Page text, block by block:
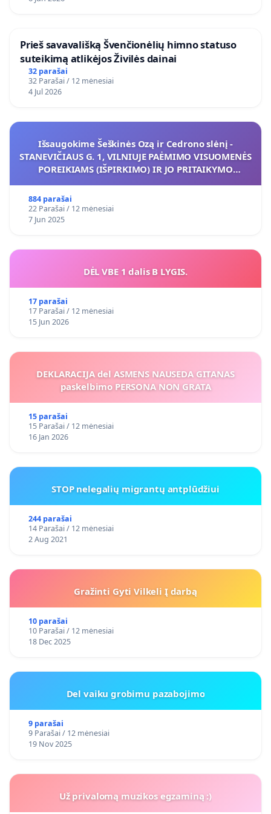
____________________________
Pateikta informacija gali keistis, tad rekomenduotina
atnaujinimų, pvz., teisės akto naujos redakcijos.
Jei yra netikslumų ar neįkelta kas nors svarbaus -
​Prieš savavališką Švenčionėlių himno statuso
suteikimą atlikėjos Živilės dainai
32 parašai
32 Parašai / 12 mėnesiai
4 Jul 2026
Išsaugokime Šeškinės Ozą ir Cedrono slėnį -
STANEVIČIAUS G. 1, VILNIUJE PAĖMIMO VISUOMENĖS
POREIKIAMS (IŠPIRKIMO) IR JO PRITAIKYMO
884 parašai
22 Parašai / 12 mėnesiai
7 Jun 2025
DĖL VBE 1 dalis B LYGIS.
17 parašai
17 Parašai / 12 mėnesiai
15 Jun 2026
DEKLARACIJA del ASMENS NAUSEDA GITANAS
paskelbimo PERSONA NON GRATA
15 parašai
15 Parašai / 12 mėnesiai
16 Jan 2026
STOP nelegalių migrantų antplūdžiui
244 parašai
14 Parašai / 12 mėnesiai
2 Aug 2021
Gražinti Gyti Vilkeli Į darbą
10 parašai
10 Parašai / 12 mėnesiai
18 Dec 2025
Del vaiku grobimu pazabojimo
9 parašai
9 Parašai / 12 mėnesiai
19 Nov 2025
Už privalomą muzikos egzaminą :)